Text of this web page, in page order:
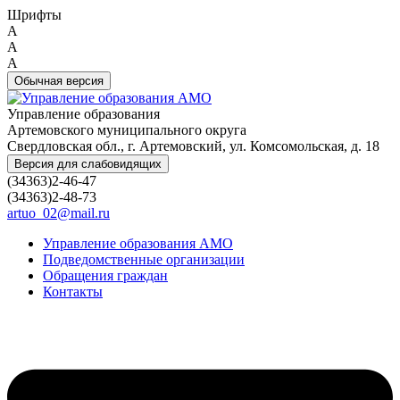
Шрифты
A
A
A
Обычная версия
Управление образования
Артемовского муниципального округа
Свердловская обл., г. Артемовский, ул. Комсомольская, д. 18
Версия для слабовидящих
(34363)2-46-47
(34363)2-48-73
artuo_02@mail.ru
Управление образования АМО
Подведомственные организации
Обращения граждан
Контакты